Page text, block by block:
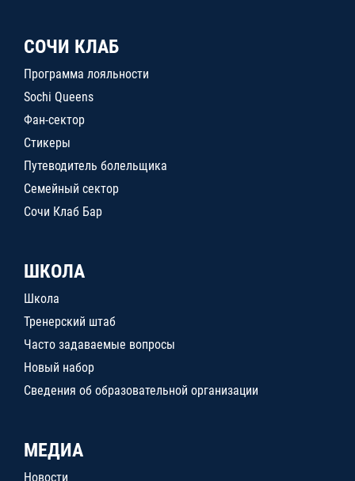
СОЧИ КЛАБ
Программа лояльности
Sochi Queens
Фан-сектор
Стикеры
Путеводитель болельщика
Семейный сектор
Сочи Клаб Бар
ШКОЛА
Школа
Тренерский штаб
Часто задаваемые вопросы
Новый набор
Сведения об образовательной организации
МЕДИА
Новости